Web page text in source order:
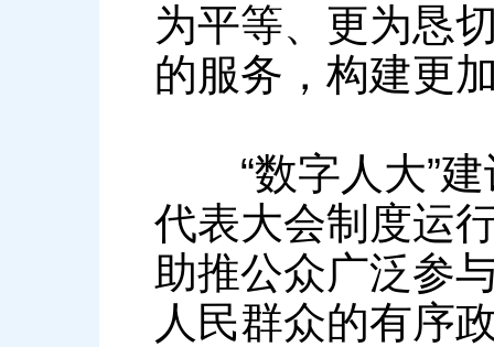
为平等、更为恳
的服务，构建更
“数字人大”建
代表大会制度运
助推公众广泛参
人民群众的有序